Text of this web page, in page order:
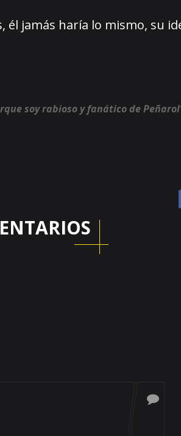
jamás haría lo mismo, su
soy rabioso y fanático de